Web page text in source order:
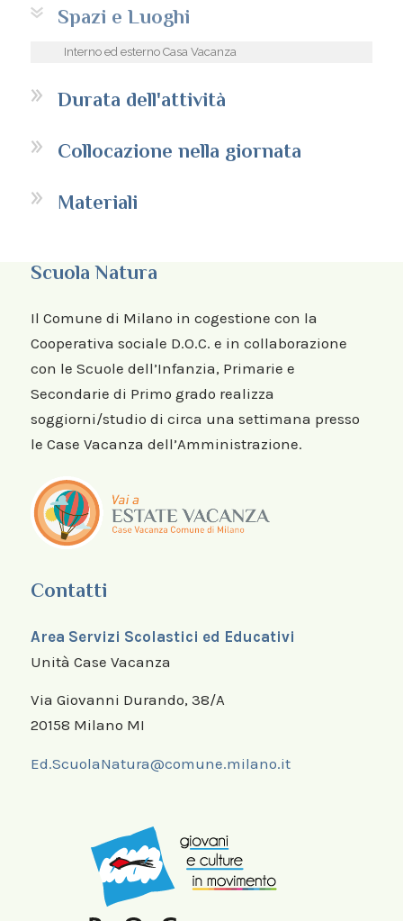
Spazi e Luoghi
Interno ed esterno Casa Vacanza
Durata dell'attività
Collocazione nella giornata
Materiali
Scuola Natura
Il Comune di Milano in cogestione con la
Cooperativa sociale D.O.C. e in collaborazione
con le Scuole dell’Infanzia, Primarie e
Secondarie di Primo grado realizza
soggiorni/studio di circa una settimana presso
le Case Vacanza dell’Amministrazione.
Contatti
Area Servizi Scolastici ed Educativi
Unità Case Vacanza
Via Giovanni Durando, 38/A
20158 Milano MI
Ed.ScuolaNatura@comune.milano.it